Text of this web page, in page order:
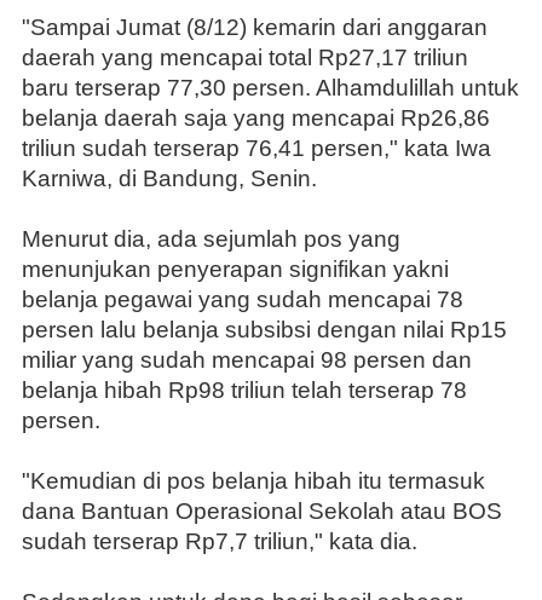
"Sampai Jumat (8/12) kemarin dari anggaran
daerah yang mencapai total Rp27,17 triliun
baru terserap 77,30 persen. Alhamdulillah untuk
belanja daerah saja yang mencapai Rp26,86
triliun sudah terserap 76,41 persen," kata Iwa
Karniwa, di Bandung, Senin.
Menurut dia, ada sejumlah pos yang
menunjukan penyerapan signifikan yakni
belanja pegawai yang sudah mencapai 78
persen lalu belanja subsibsi dengan nilai Rp15
miliar yang sudah mencapai 98 persen dan
belanja hibah Rp98 triliun telah terserap 78
persen.
"Kemudian di pos belanja hibah itu termasuk
dana Bantuan Operasional Sekolah atau BOS
sudah terserap Rp7,7 triliun," kata dia.